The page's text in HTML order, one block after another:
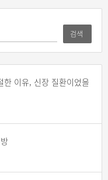
검색
한 이유, 신장 질환이었을